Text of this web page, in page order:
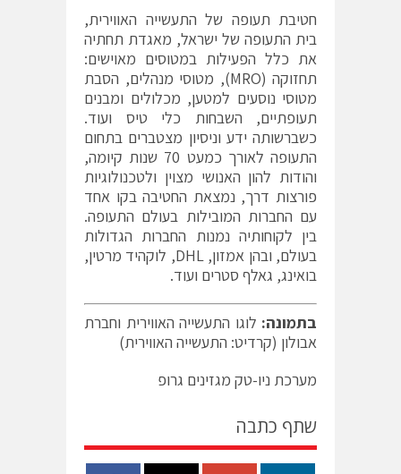
חטיבת תעופה של התעשייה האווירית,
בית התעופה של ישראל, מאגדת תחתיה
את כלל הפעילות במטוסים מאוישים:
תחזוקה (MRO), מטוסי מנהלים, הסבת
מטוסי נוסעים למטען, מכלולים ומבנים
תעופתיים, השבחות כלי טיס ועוד.
כשברשותה ידע וניסיון מצטברים בתחום
התעופה לאורך כמעט 70 שנות קיומה,
והודות להון האנושי מצוין ולטכנולוגיות
פורצות דרך, נמצאת החטיבה בקו אחד
עם החברות המובילות בעולם התעופה.
בין לקוחותיה נמנות החברות הגדולות
בעולם, ובהן אמזון, DHL, לוקהיד מרטין,
בואינג, גאלף סטרים ועוד.
בתמונה: לוגו התעשייה האווירית וחברת
אבולון (קרדיט: התעשייה האווירית)
מערכת ניו-טק מגזינים גרופ
שתף כתבה